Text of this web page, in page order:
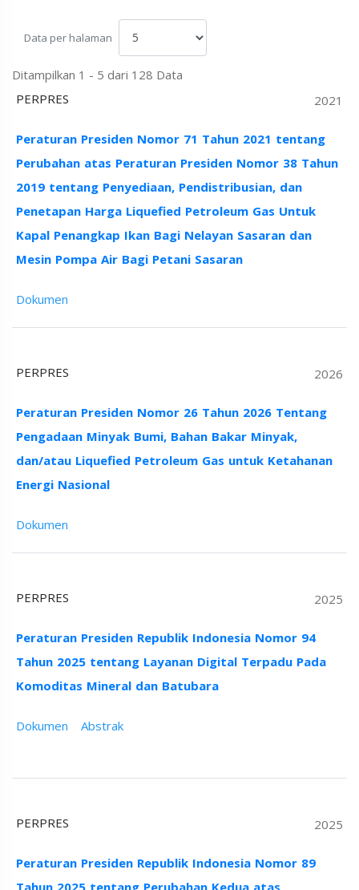
Data per halaman
Ditampilkan 1 - 5 dari 128 Data
PERPRES
2021
Peraturan Presiden Nomor 71 Tahun 2021 tentang
Perubahan atas Peraturan Presiden Nomor 38 Tahun
2019 tentang Penyediaan, Pendistribusian, dan
Penetapan Harga Liquefied Petroleum Gas Untuk
Kapal Penangkap Ikan Bagi Nelayan Sasaran dan
Mesin Pompa Air Bagi Petani Sasaran
Dokumen
PERPRES 2026
Peraturan Presiden Nomor 26 Tahun 2026 Tentang
Pengadaan Minyak Bumi, Bahan Bakar Minyak,
dan/atau Liquefied Petroleum Gas untuk Ketahanan
Energi Nasional
Dokumen
PERPRES 2025
Peraturan Presiden Republik Indonesia Nomor 94
Tahun 2025 tentang Layanan Digital Terpadu Pada
Komoditas Mineral dan Batubara
Dokumen Abstrak
PERPRES 2025
Peraturan Presiden Republik Indonesia Nomor 89
Tahun 2025 tentang Perubahan Kedua atas